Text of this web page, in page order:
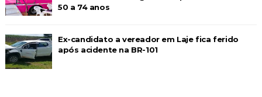
50 a 74 anos
Ex-candidato a vereador em Laje fica ferido
após acidente na BR-101